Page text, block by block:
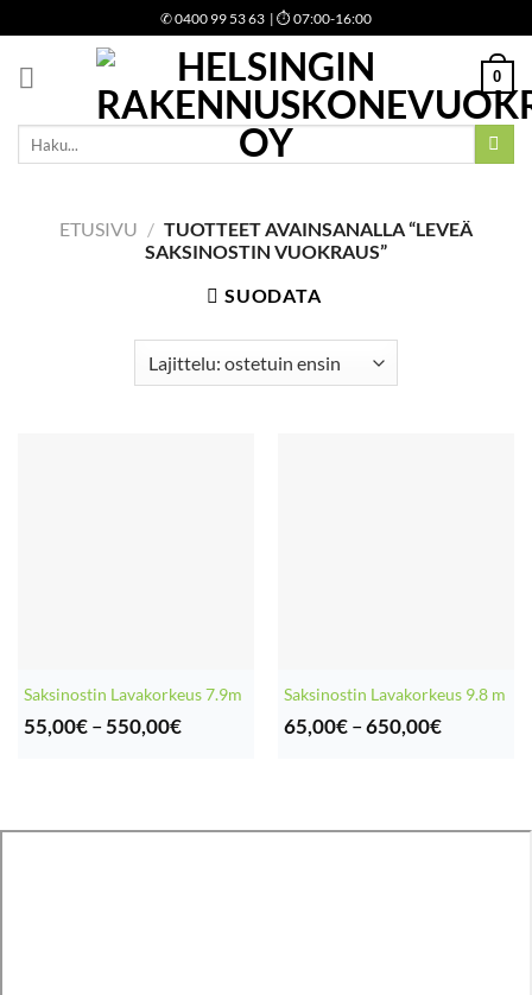
to
content
✆0400 99 53 63 | ⏱ 07:00-16:00
0
Etsi:
ETUSIVU / TUOTTEET AVAINSANALLA “LEVEÄ
SAKSINOSTIN VUOKRAUS”
SUODATA
Saksinostin Lavakorkeus 7.9m
55,00€ –550,00€Hintaluokka:
Saksinostin Lavakorkeus 9.8 m
65,00€ –650,00€